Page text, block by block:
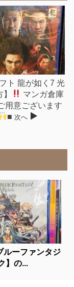
ト 龍が如く7 光
マンガ倉庫
用意ございます
■ 次へ
ルーファンタジ
】の...